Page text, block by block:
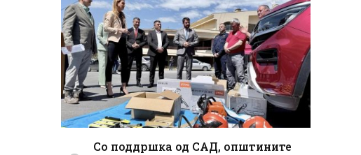
Со поддршка од САД, општините